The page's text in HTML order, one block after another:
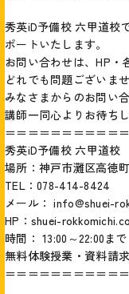
秀英iD予備校 六甲道校
ポートいたします。
お問い合わせは、HP・
どれでも問題ございませ
みなさまからのお問い合
講師一同心よりお待ち
＝＝＝＝＝＝＝＝＝＝
秀英iD予備校 六甲道校
場所：神戸市灘区高徳
TEL：078-414-8424
メール： info@shuei-
HP： shuei-
時間： 13:00～22:00ま
無料体験授業・資料請
＝＝＝＝＝＝＝＝＝＝